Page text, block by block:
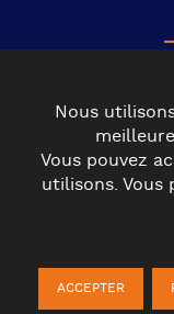
LÉGALES
COOKIES
Nous
Vous pouvez
utilisons. Vous
ACCEPTER